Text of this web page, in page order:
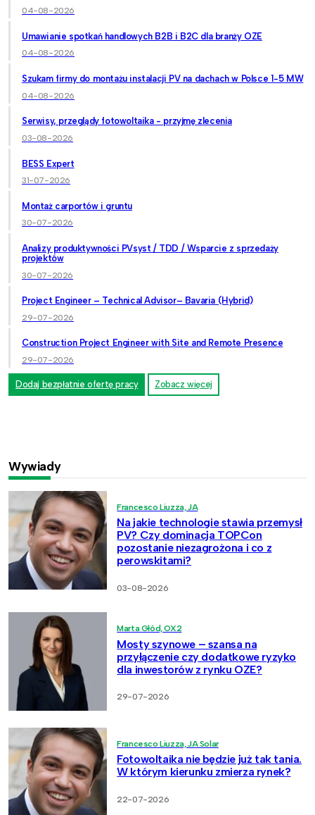
04-08-2026
Umawianie spotkań handlowych B2B i B2C dla branży OZE
04-08-2026
Szukam firmy do montażu instalacji PV na dachach w Polsce 1-5 MW
04-08-2026
Serwisy, przeglądy fotowoltaika - przyjmę zlecenia
03-08-2026
BESS Expert
31-07-2026
Montaż carportów i gruntu
30-07-2026
Analizy produktywności PVsyst / TDD / Wsparcie z sprzedaży
projektów
30-07-2026
Project Engineer – Technical Advisor– Bavaria (Hybrid)
29-07-2026
Construction Project Engineer with Site and Remote Presence
29-07-2026
Dodaj bezpłatnie ofertę pracy Zobacz więcej
Wywiady
Francesco Liuzza, JA
Na jakie technologie stawia przemysł
PV? Czy dominacja TOPCon
pozostanie niezagrożona i co z
perowskitami?
03-08-2026
Marta Głód, OX2
Mosty szynowe – szansa na
przyłączenie czy dodatkowe ryzyko
dla inwestorów z rynku OZE?
29-07-2026
Francesco Liuzza, JA Solar
Fotowoltaika nie będzie już tak tania.
W którym kierunku zmierza rynek?
22-07-2026